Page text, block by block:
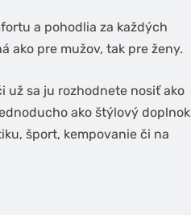
a pohodlia za každých
ako pre mužov, tak pre ženy.
už sa ju rozhodnete nosiť ako
ako štýlový doplnok
šport, kempovanie či na